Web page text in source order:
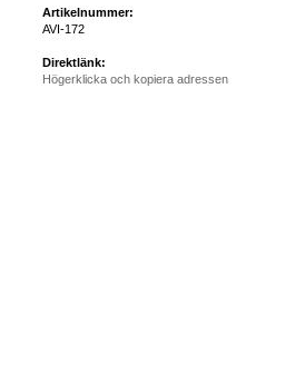
Artikelnummer:
AVI-172
Direktlänk:
Högerklicka och kopiera adressen